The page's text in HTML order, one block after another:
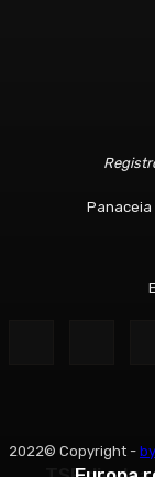
Panaceia
2022© Copyright -